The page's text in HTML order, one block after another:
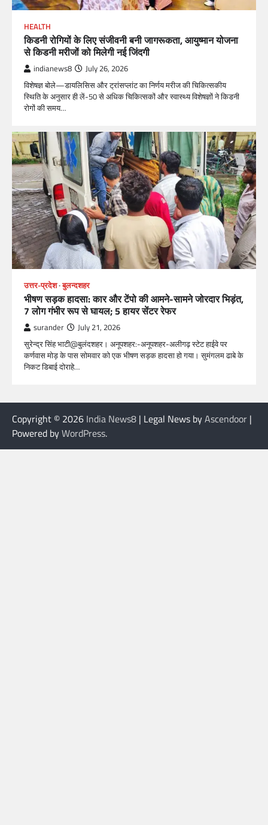
HEALTH
किडनी रोगियों के लिए संजीवनी बनी जागरूकता, आयुष्मान योजना
से किडनी मरीजों को मिलेगी नई जिंदगी
indianews8 July 26, 2026
विशेषज्ञ बोले—डायलिसिस और ट्रांसप्लांट का निर्णय मरीज की चिकित्सकीय
स्थिति के अनुसार ही लें-50 से अधिक चिकित्सकों और स्वास्थ्य विशेषज्ञों ने किडनी
रोगों की समय…
उत्तर-प्रदेश बुलन्दशहर
भीषण सड़क हादसा: कार और टेंपो की आमने-सामने जोरदार भिड़ंत,
7 लोग गंभीर रूप से घायल; 5 हायर सेंटर रेफर​
surander July 21, 2026
सुरेन्द्र सिंह भाटी@बुलंदशहर। अनूपशहर:-अनूपशहर-अलीगढ़ स्टेट हाईवे पर
कर्णवास मोड़ के पास सोमवार को एक भीषण सड़क हादसा हो गया। सुमंगलम ढाबे के
निकट डिबाई दोराहे…
Copyright © 2026 India News8 | Legal News byAscendoor |
Powered byWordPress.